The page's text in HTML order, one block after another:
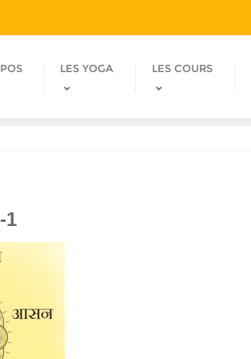
LES YOGA LES COURS
1